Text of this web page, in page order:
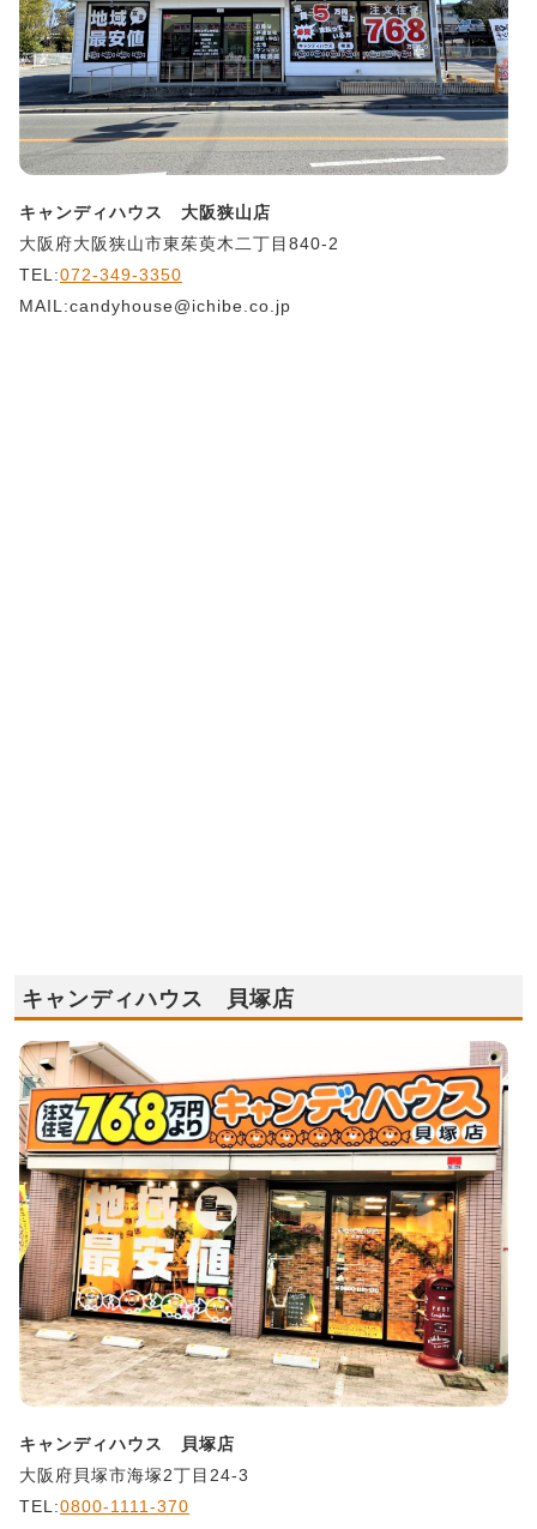
キャンディハウス 大阪狭山店
大阪府大阪狭山市東茱萸木二丁目840-2
TEL:072-349-3350
MAIL:candyhouse@ichibe.co.jp
キャンディハウス 貝塚店
キャンディハウス 貝塚店
大阪府貝塚市海塚2丁目24-3
TEL:0800-1111-370